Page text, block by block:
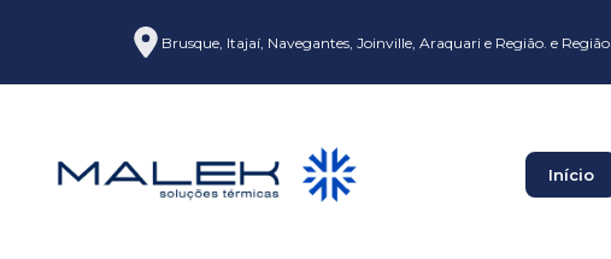
Brusque, Itajaí, Navegantes, Joinville, Araquari e Região. e Região
Início